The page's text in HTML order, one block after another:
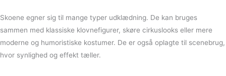
Skoene egner sig til mange typer udklædning. De kan bruges
sammen med klassiske klovnefigurer, skøre cirkuslooks eller mere
moderne og humoristiske kostumer. De er også oplagte til scenebrug,
hvor synlighed og effekt tæller.